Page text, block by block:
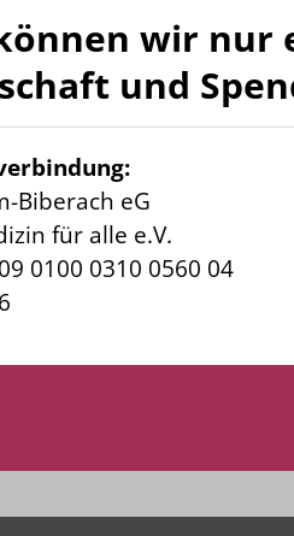
wir nur
und
Biberach eG
für alle e.V.
0100 0310 0560 04